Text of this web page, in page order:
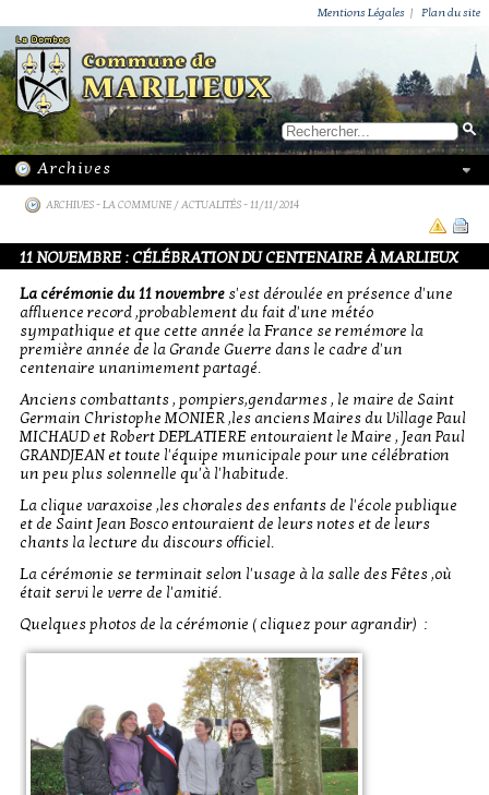
Mentions Légales | Plan du site
ARCHIVES-LA COMMUNE / ACTUALITÉS- 11/11/2014
11 NOVEMBRE : CÉLÉBRATION DU CENTENAIRE À MARLIEUX
La cérémonie du 11 novembre s'est déroulée en présence d'une
affluence record ,probablement du fait d'une météo
sympathique et que cette année la France se remémore la
première année de la Grande Guerre dans le cadre d'un
centenaire unanimement partagé.
Anciens combattants , pompiers,gendarmes , le maire de Saint
Germain Christophe MONIER ,les anciens Maires du Village Paul
MICHAUD et Robert DEPLATIERE entouraient le Maire , Jean Paul
GRANDJEAN et toute l'équipe municipale pour une célébration
un peu plus solennelle qu'à l'habitude.
La clique varaxoise ,les chorales des enfants de l'école publique
et de Saint Jean Bosco entouraient de leurs notes et de leurs
chants la lecture du discours officiel.
La cérémonie se terminait selon l'usage à la salle des Fêtes ,où
était servi le verre de l'amitié.
Quelques photos de la cérémonie ( cliquez pour agrandir) :